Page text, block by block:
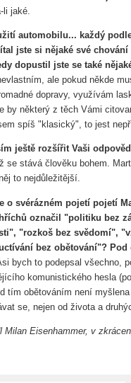
jaké.
automobilu... každý
jste si nějaké své
dopustil jste se také
ale pokud někde
dopravy, využívám
by některý z těch Vámi
spíš "klasický", to jest
ještě rozšířit Vaši
se stává člověku bohem.
to nejdůležitější.
o svérázném pojetí pojetí
označil "politiku bez
"rozkoš bez svědomí",
bez obětování"?
bych to podepsal všechno,
komunistického hesla
tím obětováním není
se, nejen od života a
Milan Eisenhammer, v